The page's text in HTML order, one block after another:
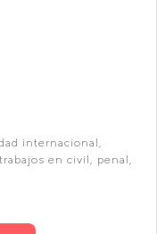
internacional,
en civil, penal,